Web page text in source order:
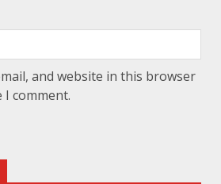
and website in this browser
comment.